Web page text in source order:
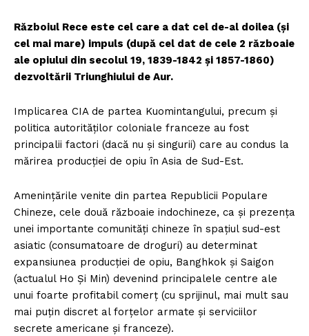
Războiul Rece este cel care a dat cel de-al doilea (şi
cel mai mare) impuls (după cel dat de cele 2 războaie
ale opiului din secolul 19, 1839-1842 şi 1857-1860)
dezvoltării Triunghiului de Aur.
Implicarea CIA de partea Kuomintangului, precum şi
politica autorităţilor coloniale franceze au fost
principalii factori (dacă nu şi singurii) care au condus la
mărirea producţiei de opiu în Asia de Sud-Est.
Ameninţările venite din partea Republicii Populare
Chineze, cele două războaie indochineze, ca şi prezenţa
unei importante comunităţi chineze în spaţiul sud-est
asiatic (consumatoare de droguri) au determinat
expansiunea producţiei de opiu, Banghkok şi Saigon
(actualul Ho Şi Min) devenind principalele centre ale
unui foarte profitabil comerţ (cu sprijinul, mai mult sau
mai puţin discret al forţelor armate şi serviciilor
secrete americane şi franceze).